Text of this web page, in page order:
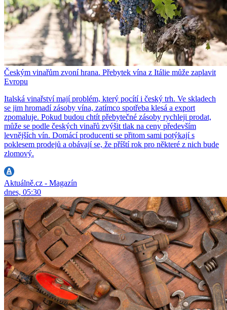
Českým vinařům zvoní hrana. Přebytek vína z Itálie může zaplavit
Evropu
Italská vinařství mají problém, který pocítí i český trh. Ve skladech
se jim hromadí zásoby vína, zatímco spotřeba klesá a export
zpomaluje. Pokud budou chtít přebytečné zásoby rychleji prodat,
může se podle českých vinařů zvýšit tlak na ceny především
levnějších vín. Domácí producenti se přitom sami potýkají s
poklesem prodejů a obávají se, že příští rok pro některé z nich bude
zlomový.
Aktuálně.cz - Magazín
dnes, 05:30